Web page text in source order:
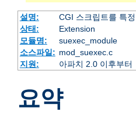
설명:
CGI 스크립트를 특
상태:
Extension
모듈명:
suexec_module
소스파일: mod_suexec.c
지원:
아파치 2.0 이후부터
요약